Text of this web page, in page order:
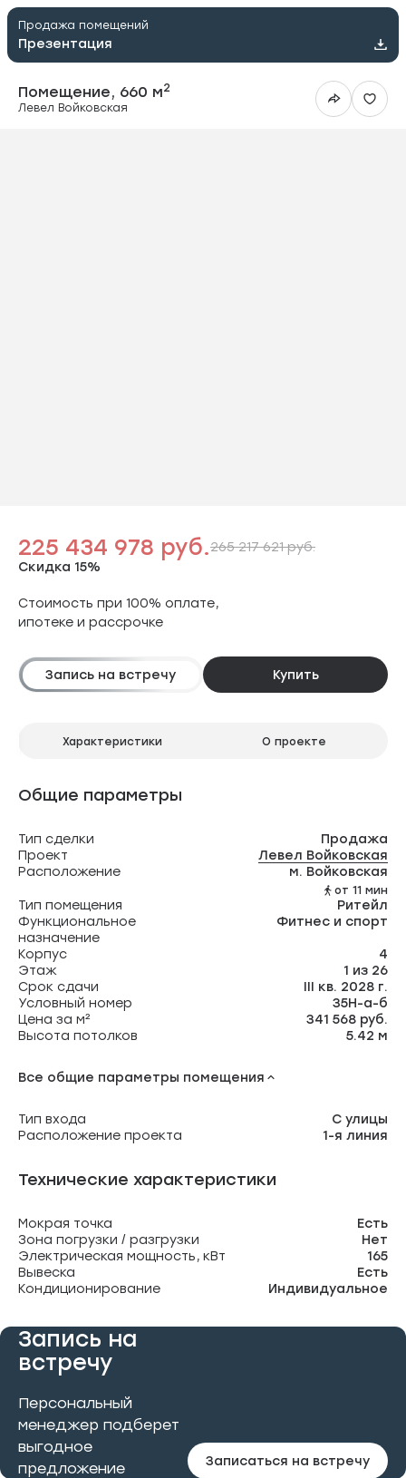
Продажа помещений
Презентация
Помещение, 660 м2
Левел Войковская
225 434 978 руб.
Скидка 15%
265 217 621 руб.
Стоимость при 100% оплате,
ипотеке и рассрочке
Запись на встречу Купить
Характеристики О проекте
Общие параметры
Тип сделки
Продажа
Проект
Левел Войковская
Расположение
м. Войковская
от 11 мин
Тип помещения
Ритейл
Функциональное
назначение
Фитнес и спорт
Корпус
4
Этаж
1 из 26
Срок сдачи
III кв. 2028 г.
Условный номер
35Н-а-б
Цена за м²
341 568 руб.
Высота потолков
5.42 м
Все общие параметры помещения
Тип входа
С улицы
Расположение проекта
1-я линия
Технические характеристики
Мокрая точка
Есть
Зона погрузки / разгрузки
Нет
Электрическая мощность, кВт
165
Вывеска
Есть
Кондиционирование
Индивидуальное
Запись на
встречу
Персональный
менеджер подберет
выгодное
предложение
Записаться на встречу